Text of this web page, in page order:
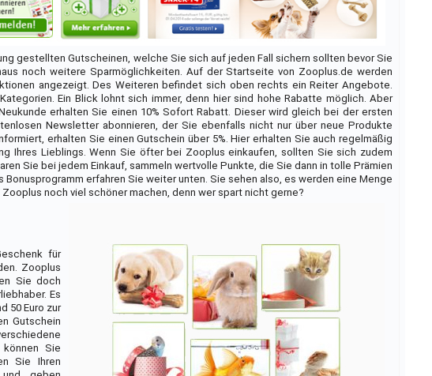
gestellten Gutscheinen, welche Sie sich auf jeden Fall sichern sollten bevor Sie
noch weitere Sparmöglichkeiten. Auf der Startseite von Zooplus.de werden
angezeigt. Des Weiteren befindet sich oben rechts ein Reiter Angebote.
Ein Blick lohnt sich immer, denn hier sind hohe Rabatte möglich. Aber
erhalten Sie einen 10% Sofort Rabatt. Dieser wird gleich bei der ersten
Newsletter abonnieren, der Sie ebenfalls nicht nur über neue Produkte
erhalten Sie einen Gutschein über 5%. Hier erhalten Sie auch regelmäßig
Ihres Lieblings. Wenn Sie öfter bei Zooplus einkaufen, sollten Sie sich zudem
Sie bei jedem Einkauf, sammeln wertvolle Punkte, die Sie dann in tolle Prämien
erfahren Sie weiter unten. Sie sehen also, es werden eine Menge
noch viel schöner machen, denn wer spart nicht gerne?
für
Zooplus
Sie doch
Es
50 Euro zur
Gutschein
Sie
Sie Ihren